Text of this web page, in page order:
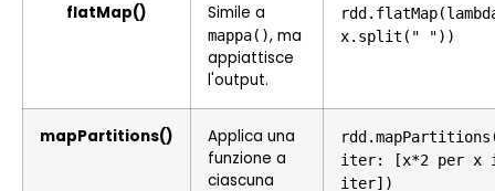
flatMap() Simile a
mappa(), ma
appiattisce
l'output.
x.split(" "))
mapPartitions()
Applica una
funzione a
ciascuna
iter: [x*2 per x
iter])